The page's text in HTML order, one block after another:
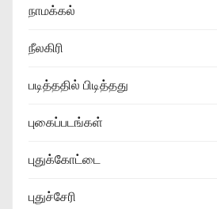
நாமக்கல்
நீலகிரி
படித்ததில் பிடித்தது
புகைப்படங்கள்
புதுக்கோட்டை
புதுச்சேரி